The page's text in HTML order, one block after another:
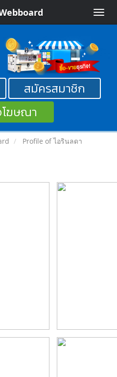
Toggle
สมัครสมาชิก
โฆษณา
Profile of ไอรินลดา